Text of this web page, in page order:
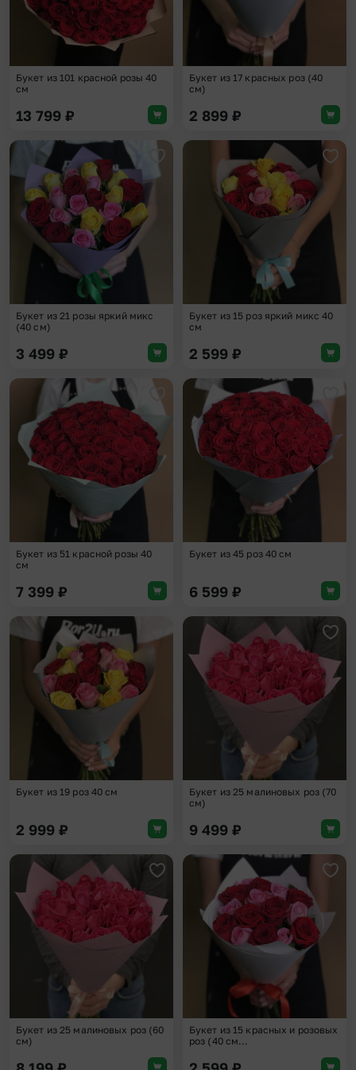
Букет из 101 красной розы 40
см
13 799 ₽
Букет из 17 красных роз (40
см)
2 899 ₽
Добавить в избранное
Букет из 21 розы яркий микс
(40 см)
3 499 ₽
Букет из 15 роз яркий микс 40
см
2 599 ₽
Добавить в избранное
Букет из 51 красной розы 40
см
7 399 ₽
Букет из 45 роз 40 см
6 599 ₽
Добавить в избранное
Букет из 19 роз 40 см
2 999 ₽
Букет из 25 малиновых роз (70
см)
9 499 ₽
Добавить в избранное
Букет из 25 малиновых роз (60
см)
Букет из 15 красных и розовых
роз (40 см...